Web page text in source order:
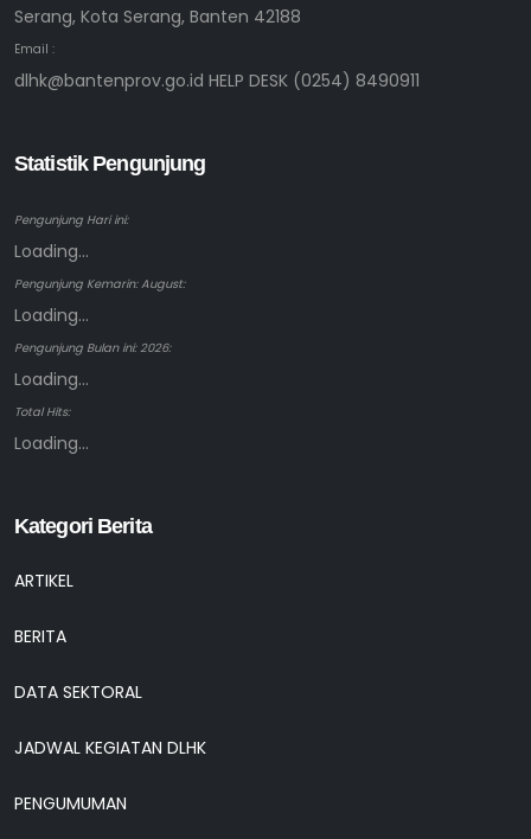
Serang, Kota Serang, Banten 42188
Email :
dlhk@bantenprov.go.id HELP DESK (0254) 8490911
Statistik Pengunjung
Pengunjung Hari ini:
Loading...
Pengunjung Kemarin: August:
Loading...
Pengunjung Bulan ini: 2026:
Loading...
Total Hits:
Loading...
Kategori Berita
ARTIKEL
BERITA
DATA SEKTORAL
JADWAL KEGIATAN DLHK
PENGUMUMAN